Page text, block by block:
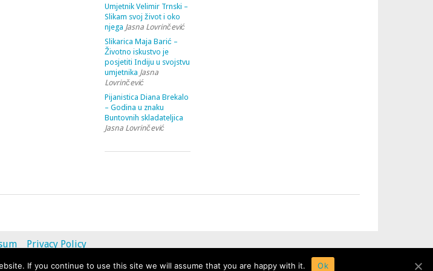
Umjetnik Velimir Trnski –
Slikam svoj život i oko
njega Jasna Lovrinčević
Slikarica Maja Barić –
Životno iskustvo je
posjetiti Indiju u svojstvu
umjetnika Jasna
Lovrinčević
Pijanistica Diana Brekalo
– Godina u znaku
Buntovnih skladateljica
Jasna Lovrinčević
Privacy Policy
Alle Rechte vorbehalten.
If you continue to use this site we will assume that you are happy with it. Ok